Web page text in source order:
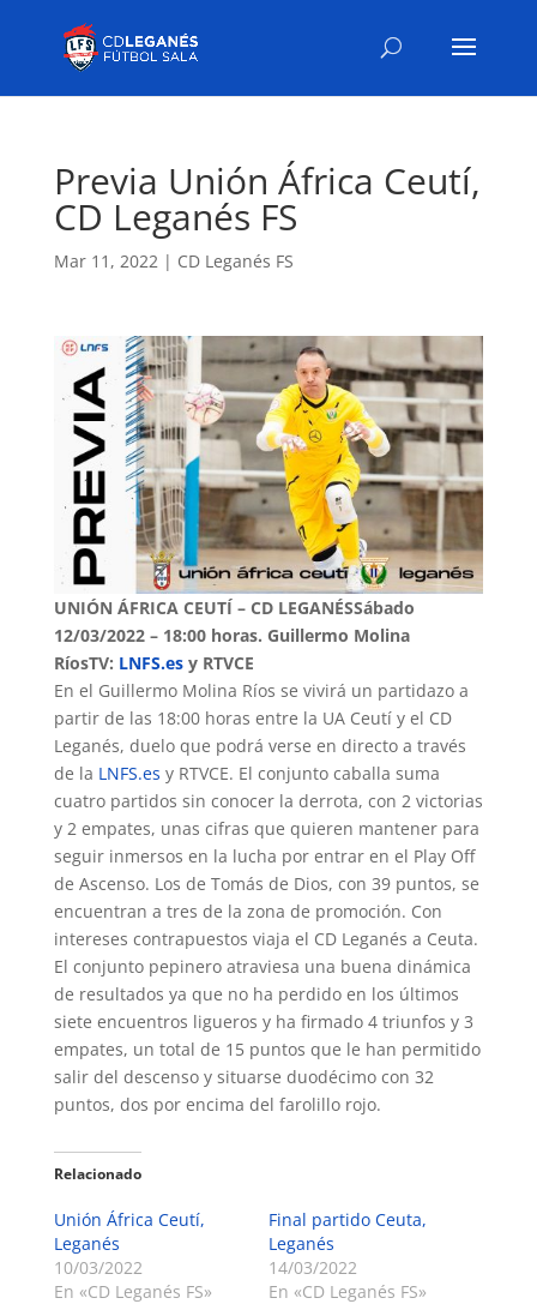
Previa Unión África Ceutí,
CD Leganés FS
Mar 11, 2022| CD Leganés FS
UNIÓN ÁFRICA CEUTÍ – CD LEGANÉSSábado
12/03/2022 – 18:00 horas. Guillermo Molina
RíosTV: LNFS.esy RTVCE
En el Guillermo Molina Ríos se vivirá un partidazo a
partir de las 18:00 horas entre la UA Ceutí y el CD
Leganés, duelo que podrá verse en directo a través
de la LNFS.es y RTVCE. El conjunto caballa suma
cuatro partidos sin conocer la derrota, con 2 victorias
y 2 empates, unas cifras que quieren mantener para
seguir inmersos en la lucha por entrar en el Play Off
de Ascenso. Los de Tomás de Dios, con 39 puntos, se
encuentran a tres de la zona de promoción. Con
intereses contrapuestos viaja el CD Leganés a Ceuta.
El conjunto pepinero atraviesa una buena dinámica
de resultados ya que no ha perdido en los últimos
siete encuentros ligueros y ha firmado 4 triunfos y 3
empates, un total de 15 puntos que le han permitido
salir del descenso y situarse duodécimo con 32
puntos, dos por encima del farolillo rojo.
Relacionado
Unión África Ceutí,
Leganés
10/03/2022
En «CD Leganés FS»
Final partido Ceuta,
Leganés
14/03/2022
En «CD Leganés FS»